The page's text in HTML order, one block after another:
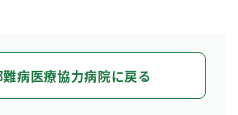
難病医療協力病院に戻る